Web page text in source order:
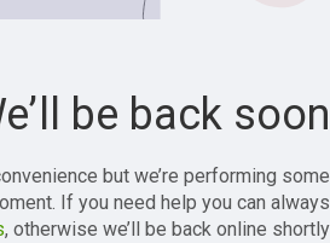
be back soon!
but we’re performing some
If you need help you can always
, otherwise we’ll be back online shortly!